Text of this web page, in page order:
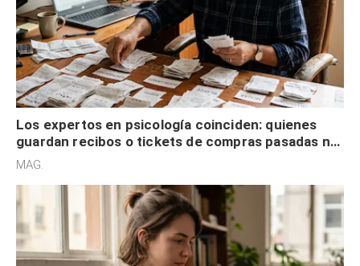
Los expertos en psicología coinciden: quienes
guardan recibos o tickets de compras pasadas no
son acumuladores, sino que tienen necesidad de
MAG.